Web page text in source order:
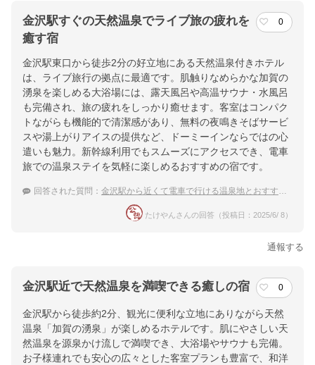
ＪＲ 金沢駅東口から徒歩2分、フォーラス前
楽天トラベルで
ホテル詳細を詳しく見る
金沢駅すぐの天然温泉でライブ旅の疲れを
癒す宿
0
金沢駅東口から徒歩2分の好立地にある天然温泉付きホテル
は、ライブ旅行の拠点に最適です。肌触りなめらかな加賀の
湧泉を楽しめる大浴場には、露天風呂や高温サウナ・水風呂
も完備され、旅の疲れをしっかり癒せます。客室はコンパク
トながらも機能的で清潔感があり、無料の夜鳴きそばサービ
スや湯上がりアイスの提供など、ドーミーインならではの心
遣いも魅力。新幹線利用でもスムーズにアクセスでき、電車
旅での温泉ステイを気軽に楽しめるおすすめの宿です。
回答された質問： 金沢駅から近くて電車で行ける温泉地とおすすめの宿
たけやんさんの回答（投稿日：2025/6/ 8）
通報する
金沢駅近で天然温泉を満喫できる癒しの宿 0
金沢駅から徒歩約2分、観光に便利な立地にありながら天然
温泉「加賀の湧泉」が楽しめるホテルです。肌にやさしい天
然温泉を源泉かけ流しで満喫でき、大浴場やサウナも完備。
お子様連れでも安心の広々とした客室プランも豊富で、和洋